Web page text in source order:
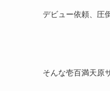
デビュー依頼、圧
そんな壱百満天原